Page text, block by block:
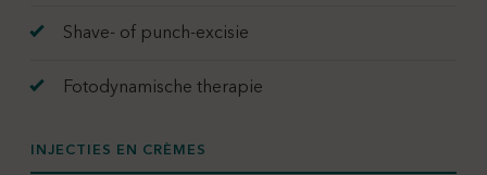
Shave- of punch-excisie
Fotodynamische therapie
INJECTIES EN CRÈMES